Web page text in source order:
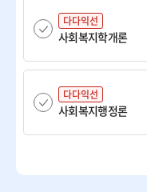
다다익선
사회복지학개론
다다익선
사회복지행정론